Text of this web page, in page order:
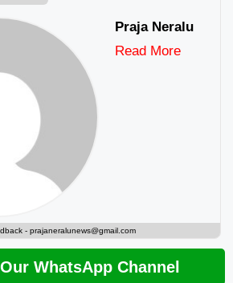
Praja Neralu
Read More
- prajaneralunews@gmail.com
WhatsApp Channel